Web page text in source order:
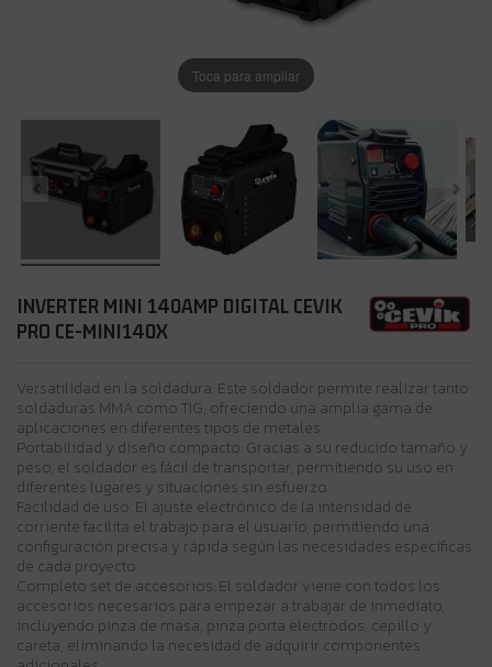
Toca para ampliar
INVERTER MINI 140AMP DIGITAL CEVIK
PRO CE-MINI140X
Versatilidad en la soldadura: Este soldador permite realizar tanto
soldaduras MMA como TIG, ofreciendo una amplia gama de
aplicaciones en diferentes tipos de metales.
Portabilidad y diseño compacto: Gracias a su reducido tamaño y
peso, el soldador es fácil de transportar, permitiendo su uso en
diferentes lugares y situaciones sin esfuerzo.
Facilidad de uso: El ajuste electrónico de la intensidad de
corriente facilita el trabajo para el usuario, permitiendo una
configuración precisa y rápida según las necesidades específicas
de cada proyecto.
Completo set de accesorios: El soldador viene con todos los
accesorios necesarios para empezar a trabajar de inmediato,
incluyendo pinza de masa, pinza porta electrodos, cepillo y
careta, eliminando la necesidad de adquirir componentes